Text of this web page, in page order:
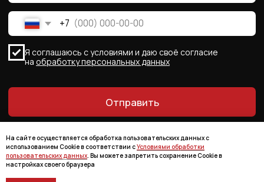
На сайте осуществляется обработка пользовательских данных с
использованием Cookie в соответствии сУсловиями обработки
пользовательских данных. Вы можете запретить сохранение Cookie в
настройках своего браузера